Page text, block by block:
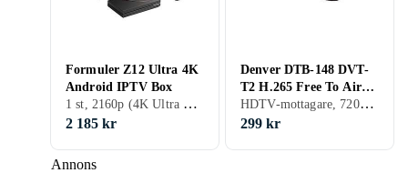
Annons
Formuler Z12 Ultra 4K
Android IPTV Box
1 st, 2160p (4K Ultra HD)
2 185 kr
Denver DTB-148 DVT-
T2 H.265 Free To Air
Box
HDTV-mottagare, 720p, 1080p (Full HD), 1080i, Marksänd (DVB-T2)
299 kr